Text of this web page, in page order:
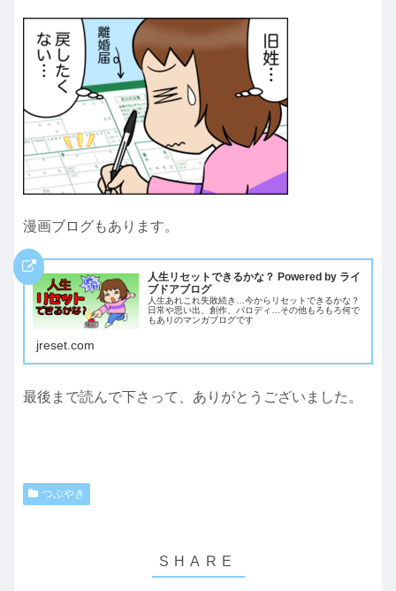
漫画ブログもあります。
人生リセットできるかな？ Powered by ライ
ブドアブログ
人生あれこれ失敗続き…今からリセットできるかな？
日常や思い出、創作、パロディ…その他もろもろ何で
もありのマンガブログです
jreset.com
最後まで読んで下さって、ありがとうございました。
つぶやき